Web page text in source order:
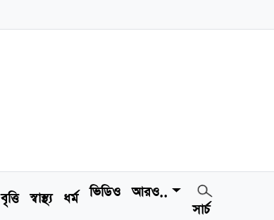
বৃত্তি স্বাস্থ্য ধর্ম ভিডিও
আরও..
সার্চ